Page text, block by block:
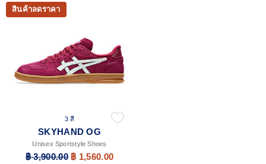
สินค้าลดราคา
3 สี
SKYHAND OG
Unisex Sportstyle Shoes
฿ 3,900.00 ฿ 1,560.00